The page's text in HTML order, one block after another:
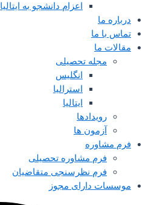
اعزام دانشجو به ایتالیا
درباره ما
تماس با ما
مقالات ما
مجله تحصیلی
انگلیس
استرالیا
ایتالیا
رویدادها
آزمون ها
فرم مشاوره
فرم مشاوره تحصیلی
فرم نظرسنجی متقاضیان
موسسات دارای مجوز